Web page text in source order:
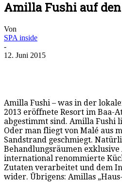
Amilla Fushi auf
Von
SPA inside
-
12. Juni 2015
Amilla Fushi – was in der
2013 eröffnete Resort im Baa-
abgestimmt sind. Amilla Fushi
Oder man fliegt von Malé aus
Sandstrand geschmiegt.
Behandlungsräumen exklusive
international renommierte
Zutaten verarbeitet und dem
wider. Übrigens: Amillas